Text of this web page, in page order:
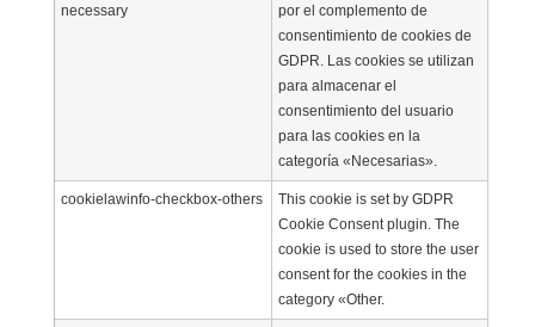
necessary
por el complemento de
consentimiento de cookies de
GDPR. Las cookies se utilizan
para almacenar el
consentimiento del usuario
para las cookies en la
categoría «Necesarias».
cookielawinfo-checkbox-others
This cookie is set by GDPR
Cookie Consent plugin. The
cookie is used to store the user
consent for the cookies in the
category «Other.